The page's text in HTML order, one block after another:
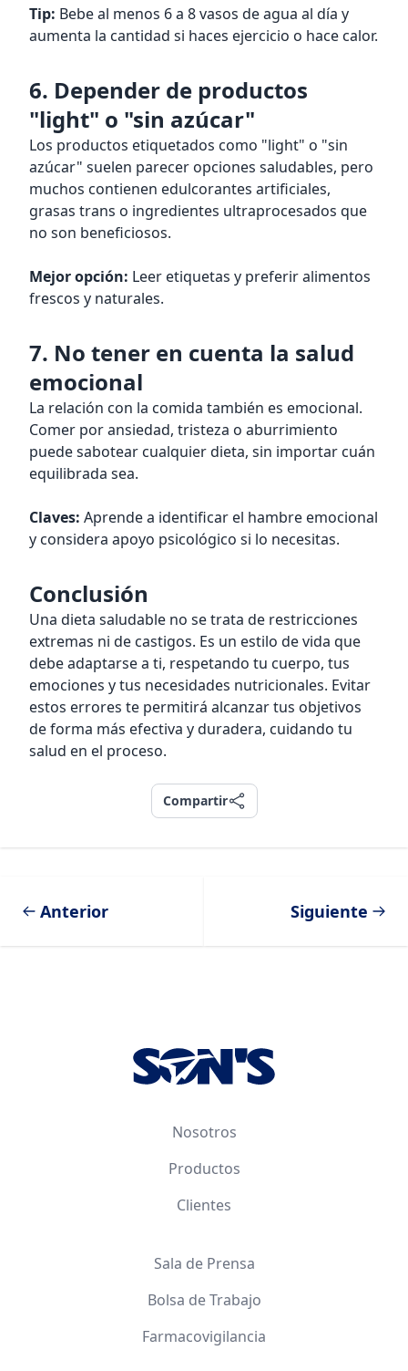
Tip: Bebe al menos 6 a 8 vasos de agua al día y
aumenta la cantidad si haces ejercicio o hace calor.
6. Depender de productos
"light" o "sin azúcar"
Los productos etiquetados como "light" o "sin
azúcar" suelen parecer opciones saludables, pero
muchos contienen edulcorantes artificiales,
grasas trans o ingredientes ultraprocesados que
no son beneficiosos.
Mejor opción: Leer etiquetas y preferir alimentos
frescos y naturales.
7. No tener en cuenta la salud
emocional
La relación con la comida también es emocional.
Comer por ansiedad, tristeza o aburrimiento
puede sabotear cualquier dieta, sin importar cuán
equilibrada sea.
Claves: Aprende a identificar el hambre emocional
y considera apoyo psicológico si lo necesitas.
Conclusión
Una dieta saludable no se trata de restricciones
extremas ni de castigos. Es un estilo de vida que
debe adaptarse a ti, respetando tu cuerpo, tus
emociones y tus necesidades nutricionales. Evitar
estos errores te permitirá alcanzar tus objetivos
de forma más efectiva y duradera, cuidando tu
salud en el proceso.
Compartir
Compartir
Anterior Siguiente
Nosotros
Productos
Clientes
Sala de Prensa
Bolsa de Trabajo
Farmacovigilancia